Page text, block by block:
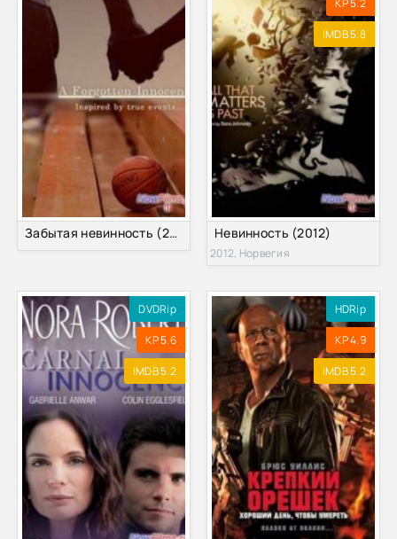
Забытая невинность (2014)
IMDB 5.8
Невинность (2012)
2012, Норвегия
DVDRip
KP 5.6
IMDB 5.2
HDRip
KP 4.9
IMDB 5.2